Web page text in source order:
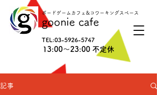
ボードゲームカフェ&コワーキングスペース
goonie cafe
TEL:03-5926-5747
13:00〜23:00 不定休
記事